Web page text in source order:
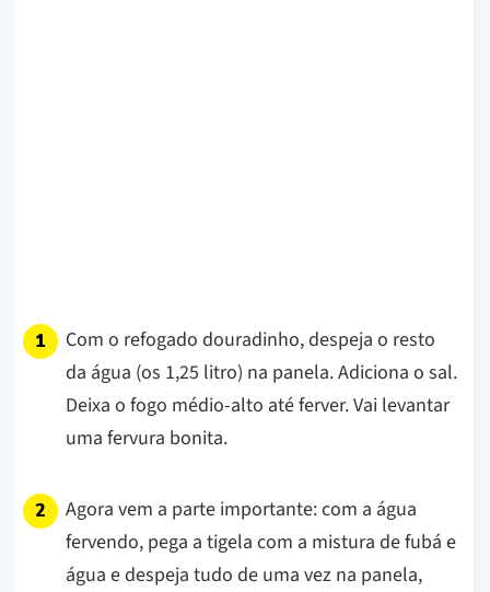
Com o refogado douradinho, despeja o resto
da água (os 1,25 litro) na panela. Adiciona o sal.
Deixa o fogo médio-alto até ferver. Vai levantar
uma fervura bonita.
Agora vem a parte importante: com a água
fervendo, pega a tigela com a mistura de fubá e
água e despeja tudo de uma vez na panela,